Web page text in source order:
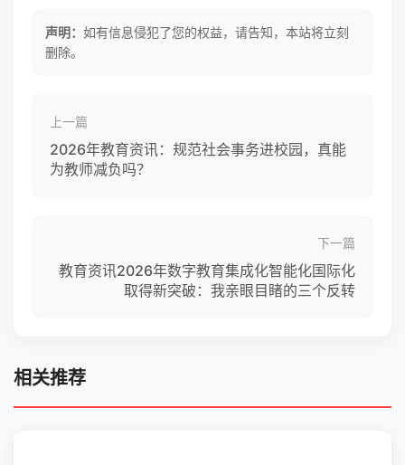
声明： 如有信息侵犯了您的权益，请告知，本站将立刻
删除。
上一篇
2026年教育资讯：规范社会事务进校园，真能
为教师减负吗？
下一篇
教育资讯2026年数字教育集成化智能化国际化
取得新突破：我亲眼目睹的三个反转
相关推荐